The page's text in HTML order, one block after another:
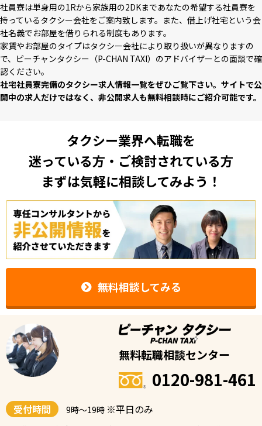
社員寮は単⾝⽤の1Rから家族⽤の2DKまであなたの希望する社員寮を
持っているタクシー会社をご案内致します。また、借上げ社宅という会
社名義でお部屋を借りられる制度もあります。
家賃やお部屋のタイプはタクシー会社により取り扱いが異なりますの
で、ピーチャンタクシー（P-CHAN TAXI）のアドバイザーとの⾯談で確
認ください。
社宅社員寮完備のタクシー求⼈情報⼀覧をぜひご覧下さい。サイトで公
開中の求⼈だけではなく、⾮公開求⼈も無料相談時にご紹介可能です。
タクシー業界へ転職を
迷っている方・ご検討されている方
まずは気軽に相談してみよう！
無料相談してみる
無料転職相談センター
0120-981-461
受付時間 9時〜19時 ※平日のみ